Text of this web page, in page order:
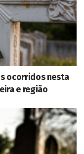
ocorridos nesta
e região